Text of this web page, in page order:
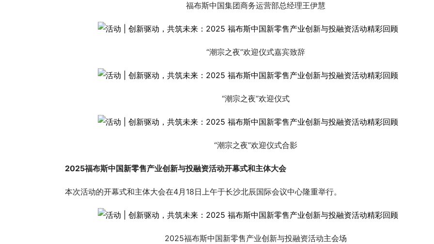
福布斯中国集团商务运营部总经理王伊慧
“潮宗之夜”欢迎仪式嘉宾致辞
“潮宗之夜”欢迎仪式
“潮宗之夜”欢迎仪式合影
2025福布斯中国新零售产业创新与投融资活动开幕式和主体大会
本次活动的开幕式和主体大会在4月18日上午于长沙北辰国际会议中心隆重举行。
2025福布斯中国新零售产业创新与投融资活动主会场